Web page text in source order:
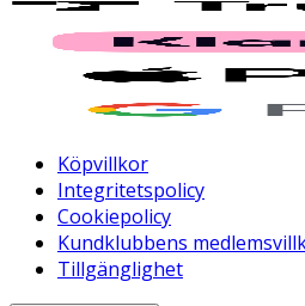
Köpvillkor
Integritetspolicy
Cookiepolicy
Kundklubbens
Tillgänglighet